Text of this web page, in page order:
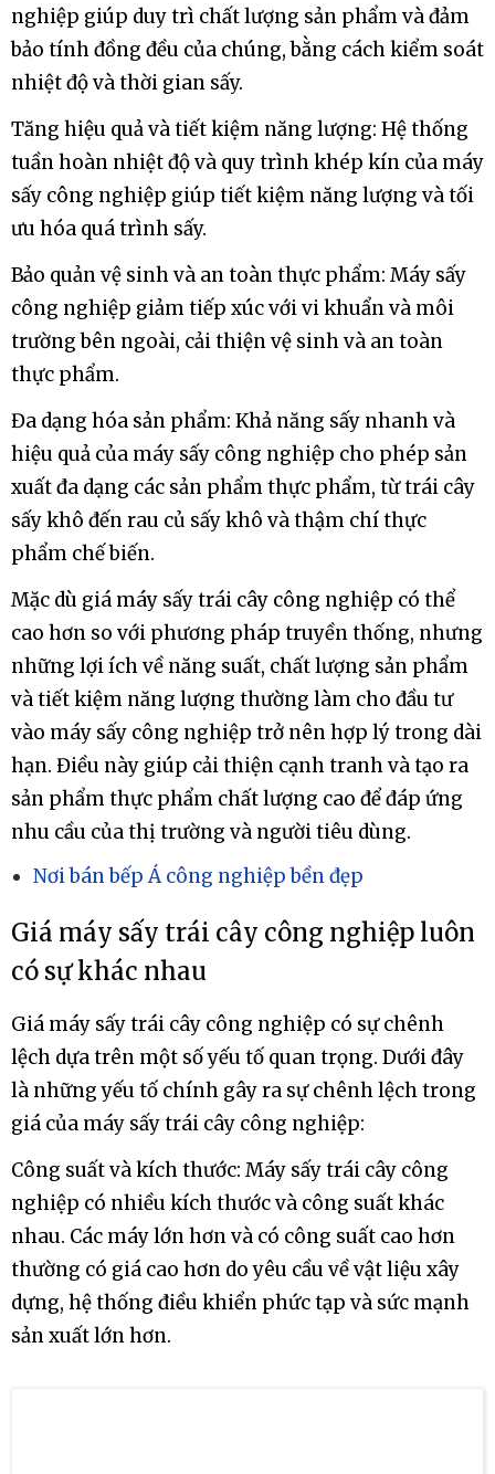
So sánh máy sấy công nghiệp và phương pháp sấy truyền
thống
Bảo quản chất lượng sản phẩm: Máy sấy công
nghiệp giúp duy trì chất lượng sản phẩm và đảm
bảo tính đồng đều của chúng, bằng cách kiểm soát
nhiệt độ và thời gian sấy.
Tăng hiệu quả và tiết kiệm năng lượng: Hệ thống
tuần hoàn nhiệt độ và quy trình khép kín của máy
sấy công nghiệp giúp tiết kiệm năng lượng và tối
ưu hóa quá trình sấy.
Bảo quản vệ sinh và an toàn thực phẩm: Máy sấy
công nghiệp giảm tiếp xúc với vi khuẩn và môi
trường bên ngoài, cải thiện vệ sinh và an toàn
thực phẩm.
hiệu quả của máy sấy công nghiệp cho phép sản
xuất đa dạng các sản phẩm thực phẩm, từ trái cây
sấy khô đến rau củ sấy khô và thậm chí thực
phẩm chế biến.
Mặc dù giá máy sấy trái cây công nghiệp có thể
cao hơn so với phương pháp truyền thống, nhưng
những lợi ích về năng suất, chất lượng sản phẩm
và tiết kiệm năng lượng thường làm cho đầu tư
vào máy sấy công nghiệp trở nên hợp lý trong dài
hạn. Điều này giúp cải thiện cạnh tranh và tạo ra
sản phẩm thực phẩm chất lượng cao để đáp ứng
nhu cầu của thị trường và người tiêu dùng.
Nơi bán bếp Á công nghiệp bền đẹp
Giá máy sấy trái cây công nghiệp luôn
có sự khác nhau
Giá máy sấy trái cây công nghiệp có sự chênh
lệch dựa trên một số yếu tố quan trọng. Dưới đây
là những yếu tố chính gây ra sự chênh lệch trong
giá của máy sấy trái cây công nghiệp:
Công suất và kích thước: Máy sấy trái cây công